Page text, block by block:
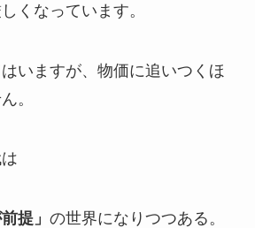
くなっています。
いますが、物価に追いつくほ
。
提」 の世界になりつつある。